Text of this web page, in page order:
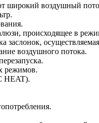
широкий воздушный
происходящее в
заслонок,
воздушного потока.
режимов.
HEAT).